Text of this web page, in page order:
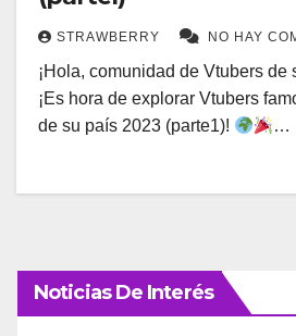
STRAWBERRY NO HAY
¡Hola, comunidad de Vtubers de
¡Es hora de explorar Vtubers
de su país 2023 (parte1)!
…
Noticias De Interés